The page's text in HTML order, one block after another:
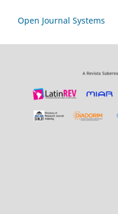
Open Journal Systems